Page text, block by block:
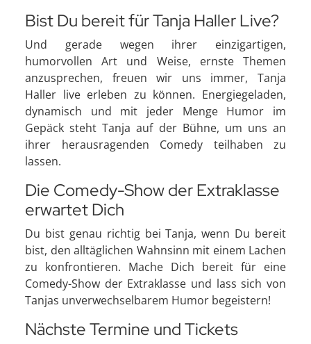
Bist Du bereit für Tanja Haller Live?
Und gerade wegen ihrer einzigartigen,
humorvollen Art und Weise, ernste Themen
anzusprechen, freuen wir uns immer, Tanja
Haller live erleben zu können. Energiegeladen,
dynamisch und mit jeder Menge Humor im
Gepäck steht Tanja auf der Bühne, um uns an
ihrer herausragenden Comedy teilhaben zu
lassen.
Die Comedy-Show der Extraklasse
erwartet Dich
Du bist genau richtig bei Tanja, wenn Du bereit
bist, den alltäglichen Wahnsinn mit einem Lachen
zu konfrontieren. Mache Dich bereit für eine
Comedy-Show der Extraklasse und lass sich von
Tanjas unverwechselbarem Humor begeistern!
Nächste Termine und Tickets